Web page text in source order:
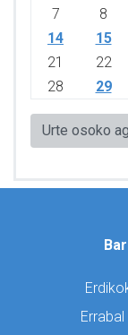
7
8
14
15
21
22
28
29
Urte osoko
Errabal